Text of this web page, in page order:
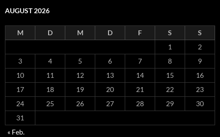
AUGUST 2026
M D M D F S
S
1
2
3
4 5 6 7 8
9
10
11 12 13 14 15
16
17
18 19 20 21 22
23
24
25 26 27 28 29
30
31
« Feb.